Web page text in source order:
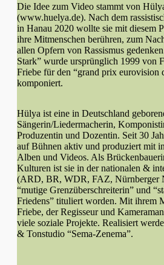
Die Idee zum Video stammt von
(www.huelya.de). Nach dem
in Hanau 2020 wollte sie mit diesem
ihre Mitmenschen berühren, zum
allen Opfern von Rassismus
Stark” wurde ursprünglich 1999 von
Friebe für den “grand prix eurovision
komponiert.
Hülya ist eine in Deutschland
Sängerin/Liedermacherin,
Produzentin und Dozentin. Seit 30
auf Bühnen aktiv und produziert mit
Alben und Videos. Als
Kulturen ist sie in der nationalen &
(ARD, BR, WDR, FAZ, Nürnberger
“mutige Grenzüberschreiterin” und
Friedens” tituliert worden. Mit ihrem
Friebe, der Regisseur und
viele soziale Projekte. Realisiert
& Tonstudio “Sema-Zenema”.